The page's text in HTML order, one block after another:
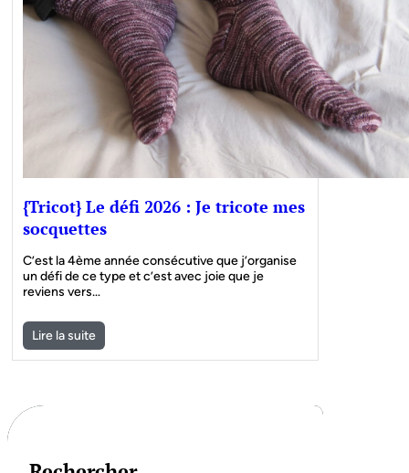
{Tricot} Le défi 2026 : Je tricote mes
socquettes
C’est la 4ème année consécutive que j’organise
un défi de ce type et c’est avec joie que je
reviens vers…
Lire la suite